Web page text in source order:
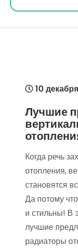
10
Лучшие
Когда речь
отопления,
становятся
Да потому
и стильны! В
лучшие
радиаторы